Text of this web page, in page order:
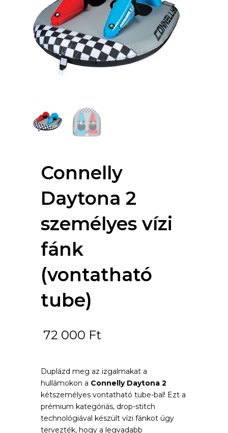
Connelly
Daytona 2
személyes vízi
fánk
(vontatható
tube)
72 000 Ft
Duplázd meg az izgalmakat a
hullámokon a Connelly Daytona 2
kétszemélyes vontatható tube-bal! Ezt a
prémium kategóriás, drop-stitch
technológiával készült vízi fánkot úgy
tervezték, hogy a legvadabb